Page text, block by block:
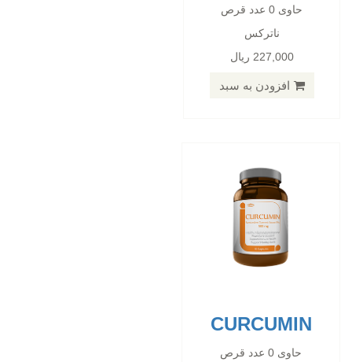
حاوی 0 عدد قرص
ناترکس
227,000 ریال
افزودن به سبد
CURCUMIN
حاوی 0 عدد قرص
CURCUMIN
حاوی 0 عدد قرص
پی ان سی
105,000 ریال
EASY FLEX